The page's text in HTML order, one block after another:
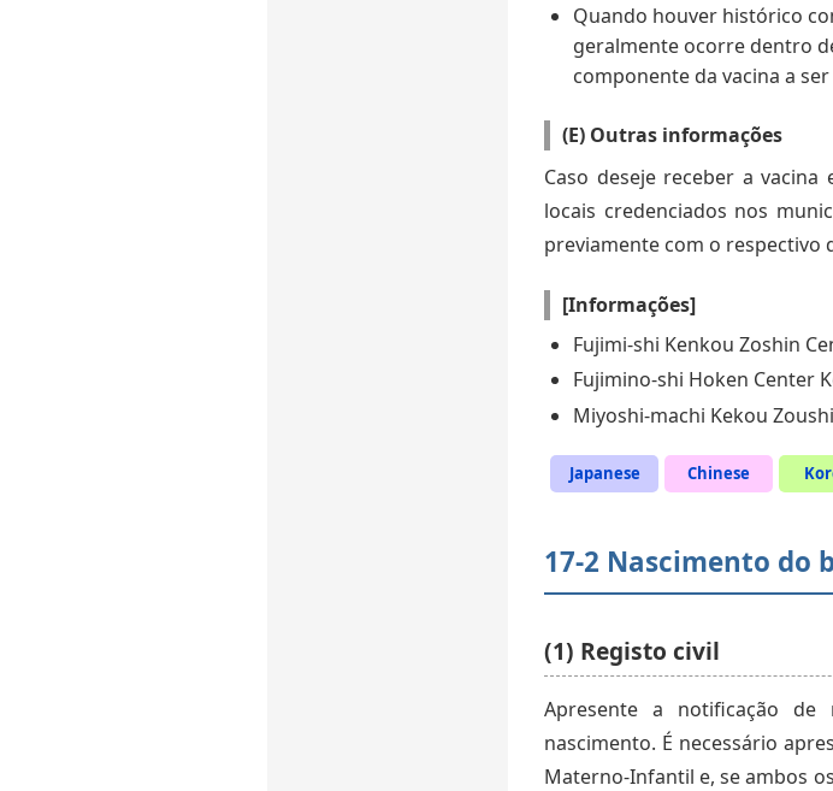
Quando houver histórico
geralmente ocorre dentro
componente da vacina a
(E) Outras informações
Caso deseje receber a
locais credenciados nos
previamente com o respectivo
[Informações]
Fujimi-shi Kenkou Zoshin
Fujimino-shi Hoken Center
Miyoshi-machi Kekou
Japanese Chinese
17-2 Nascimento do
(1) Registo civil
Apresente a notificação
nascimento. É necessário
Materno-Infantil e, se ambos